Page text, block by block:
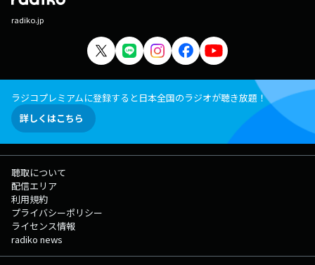
radiko.jp
ラジコプレミアムに登録すると日本全国のラジオが聴き放題！
詳しくはこちら
聴取について
配信エリア
利用規約
プライバシーポリシー
ライセンス情報
radiko news